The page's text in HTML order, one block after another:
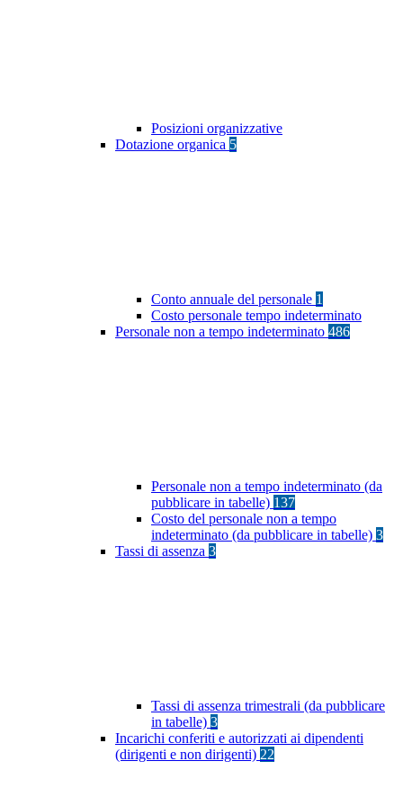
Posizioni organizzative
Dotazione organica 5
Conto annuale del personale 1
Costo personale tempo indeterminato
Personale non a tempo indeterminato 486
Personale non a tempo indeterminato (da
pubblicare in tabelle) 137
Costo del personale non a tempo
indeterminato (da pubblicare in tabelle) 3
Tassi di assenza 3
Tassi di assenza trimestrali (da pubblicare
in tabelle) 3
Incarichi conferiti e autorizzati ai dipendenti
(dirigenti e non dirigenti) 22